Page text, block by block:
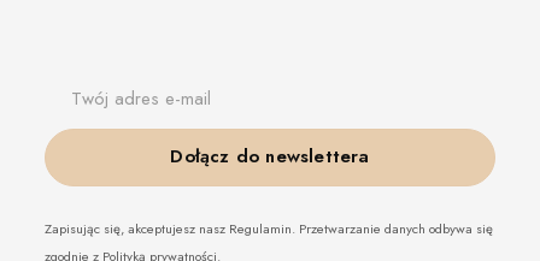
Twój adres e-mail
Dołącz do newslettera
Zapisując się, akceptujesz nasz Regulamin. Przetwarzanie danych odbywa się
zgodnie z Polityką prywatności.